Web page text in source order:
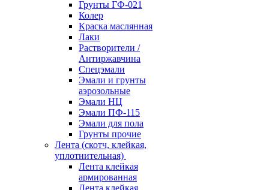
Грунты ГФ-021
Колер
Краска маслянная
Лаки
Растворители /
Антиржавчина
Спецэмали
Эмали и грунты
аэрозольные
Эмали НЦ
Эмали ПФ-115
Эмали для пола
Грунты прочие
Лента (скотч, клейкая,
уплотнительная)
Лента клейкая
армированная
Лента клейкая